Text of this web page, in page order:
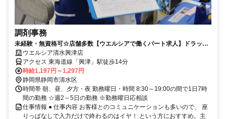
調剤事務
未経験・無資格可☆店舗多数【ウエルシアで働くパート求人】ドラッグ
ストアの調剤事務
ウエルシア清水興津店
アクセス 東海道線「興津」駅徒歩14分
時給1,197円～1,297円
静岡県静岡市清水区
時間帯 朝、昼、夕方・夜 勤務曜日・時間 8:30～19:00の間で1日7時
間の勤務 ☆週2～5日の勤務 ※勤務曜日応相談
仕事情報 ● 仕事内容 お客様とのコミュニケーションも多いので、 座
りっぱなしで入力だけで終わるのはイヤ！ という方におすすめ。主